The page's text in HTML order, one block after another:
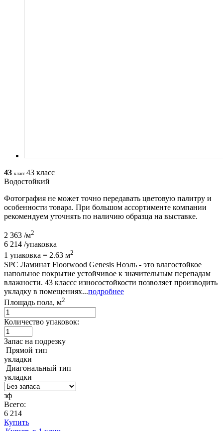
43 класс 43 класс
Водостойкий
Фотография не может точно передавать цветовую палитру и
особенности товара. При большом ассортименте компании
рекомендуем уточнять по наличию образца на выставке.
2 363 /м2
6 214 /упаковка
1 упаковка = 2.63 м2
SPC Ламинат Floorwood Genesis Ноэль - это влагостойкое
напольное покрытие устойчивое к значительным перепадам
влажности. 43 классс износостойкости позволяет производить
укладку в помещениях...подробнее
Площадь пола, м2
Количество упаковок:
Запас на подрезку
Прямой тип
укладки
Диагональный тип
укладки
зф
Всего:
6 214
Купить